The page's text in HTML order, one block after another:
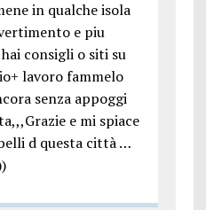
in qualche isola
e piu
consigli o siti su
lavoro fammelo
senza appoggi
e mi spiace
d questa città …